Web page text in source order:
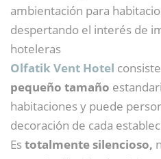
ambientación para
despertando el interés de
hoteleras
Olfatik Vent Hotel
pequeño tamaño
habitaciones y puede
decoración de cada
Estotalmente silencioso,